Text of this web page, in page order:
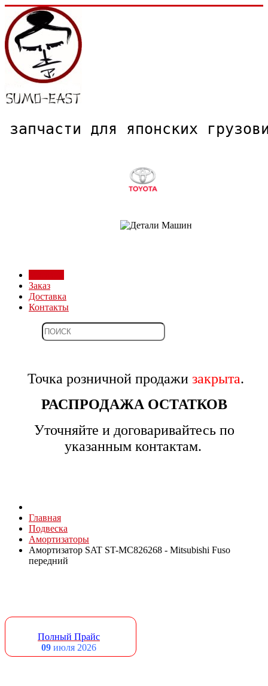
запчасти для японских
Заказ
Доставка
Контакты
Точка розничной продажи закрыта.
РАСПРОДАЖА ОСТАТКОВ
Уточняйте и договаривайтесь по
указанным контактам.
Главная
Подвеска
Амортизаторы
Амортизатор SAT ST-MC826268 - Mitsubishi Fuso
передний
Полный Прайс
09 июля 2026